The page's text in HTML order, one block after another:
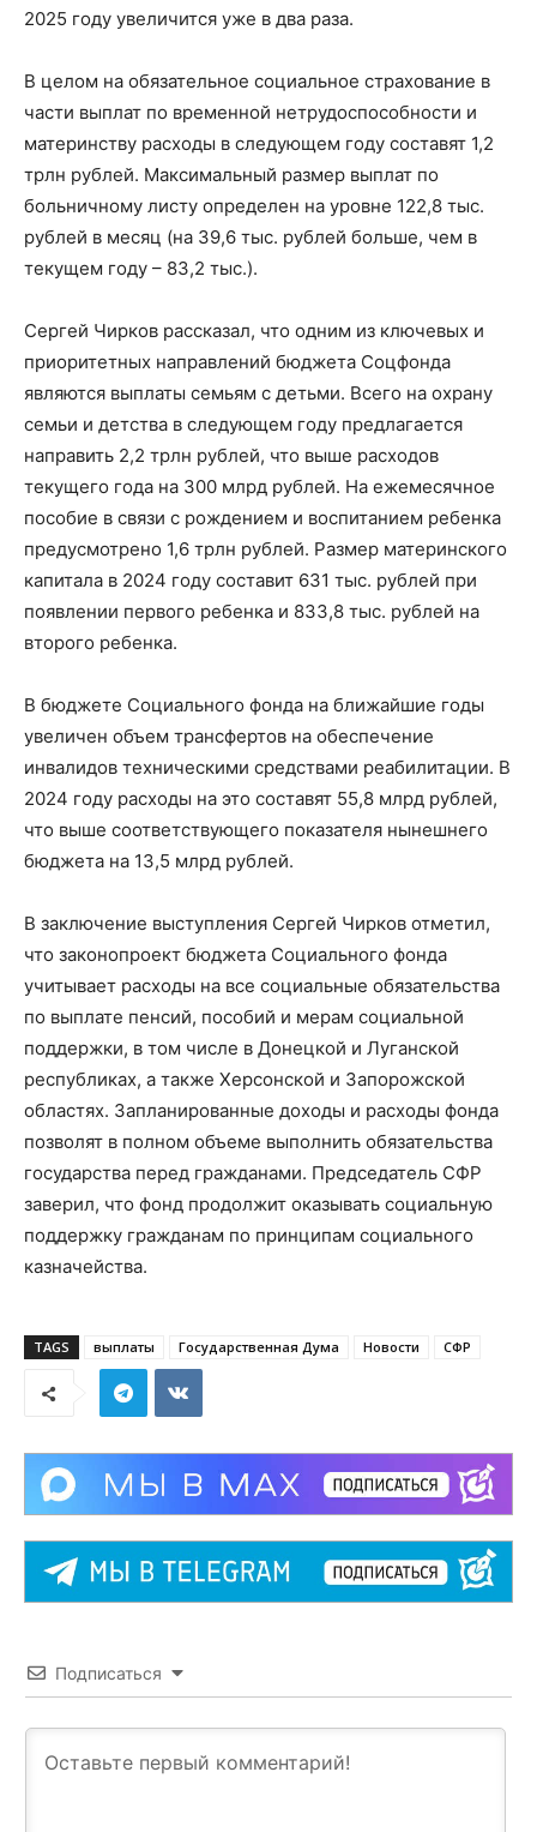
2025 году увеличится уже в два раза.
В целом на обязательное социальное страхование в
части выплат по временной нетрудоспособности и
материнству расходы в следующем году составят 1,2
трлн рублей. Максимальный размер выплат по
больничному листу определен на уровне 122,8 тыс.
рублей в месяц (на 39,6 тыс. рублей больше, чем в
текущем году – 83,2 тыс.).
Сергей Чирков рассказал, что одним из ключевых и
приоритетных направлений бюджета Соцфонда
являются выплаты семьям с детьми. Всего на охрану
семьи и детства в следующем году предлагается
направить 2,2 трлн рублей, что выше расходов
текущего года на 300 млрд рублей. На ежемесячное
пособие в связи с рождением и воспитанием ребенка
предусмотрено 1,6 трлн рублей. Размер материнского
капитала в 2024 году составит 631 тыс. рублей при
появлении первого ребенка и 833,8 тыс. рублей на
второго ребенка.
В бюджете Социального фонда на ближайшие годы
увеличен объем трансфертов на обеспечение
инвалидов техническими средствами реабилитации. В
2024 году расходы на это составят 55,8 млрд рублей,
что выше соответствующего показателя нынешнего
бюджета на 13,5 млрд рублей.
В заключение выступления Сергей Чирков отметил,
что законопроект бюджета Социального фонда
учитывает расходы на все социальные обязательства
по выплате пенсий, пособий и мерам социальной
поддержки, в том числе в Донецкой и Луганской
республиках, а также Херсонской и Запорожской
областях. Запланированные доходы и расходы фонда
позволят в полном объеме выполнить обязательства
государства перед гражданами. Председатель СФР
заверил, что фонд продолжит оказывать социальную
поддержку гражданам по принципам социального
казначейства.
TAGS выплаты Государственная Дума Новости СФР
Подписаться